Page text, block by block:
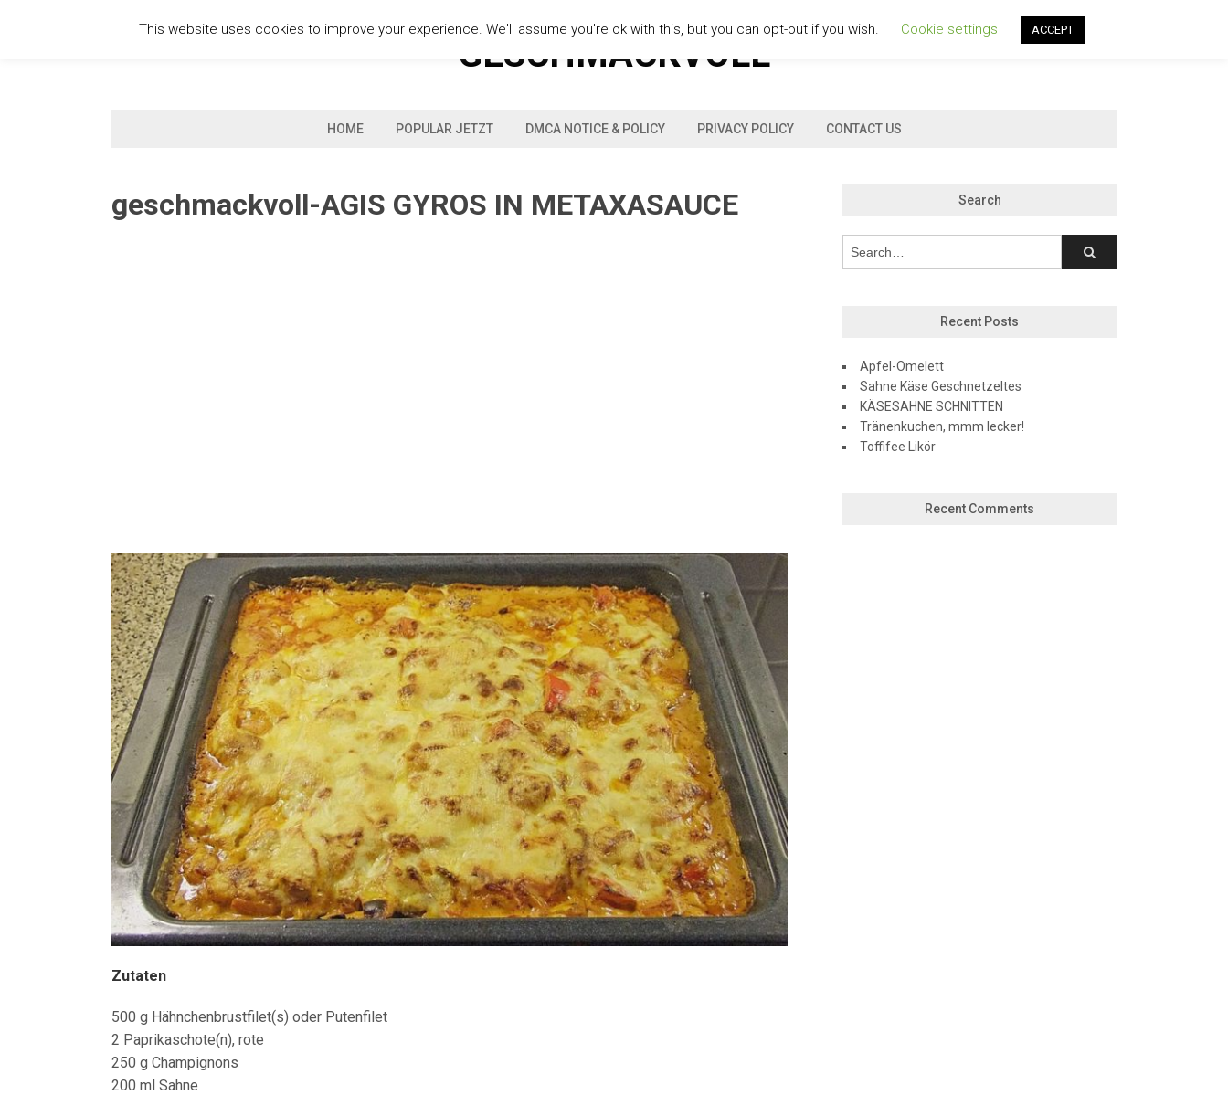
GESCHMACKVOLL
HOME POPULAR JETZT DMCA NOTICE & POLICY PRIVACY POLICY CONTACT US
geschmackvoll-AGIS GYROS IN METAXASAUCE
Zutaten
500 g Hähnchenbrustfilet(s) oder Putenfilet
2 Paprikaschote(n), rote
250 g Champignons
200 ml Sahne
Search
Recent Posts
Apfel-Omelett
Sahne Käse Geschnetzeltes
KÄSESAHNE SCHNITTEN
Tränenkuchen, mmm lecker!
Toffifee Likör
Recent Comments
This website uses cookies to improve your experience. We'll assume you're ok with this, but you can opt-out if you wish. Cookie settings ACCEPT